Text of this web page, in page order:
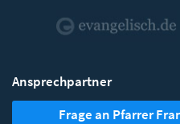
Ansprechpartner
Frage an Pfarrer